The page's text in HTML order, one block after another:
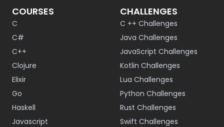
COURSES
C
C#
C++
Clojure
Elixir
Go
Haskell
Javascript
CHALLENGES
C ++ Challenges
Java Challenges
JavaScript Challenges
Kotlin Challenges
Lua Challenges
Python Challenges
Rust Challenges
Swift Challenges